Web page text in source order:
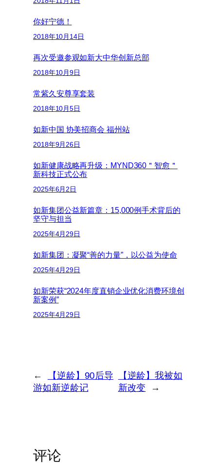
你好宁德！
2018年10月14日
再次受邀参观如新大中华创新总部
2018年10月9日
常紫久安尊享套装
2018年10月5日
如新中国 协美招商会 福州站
2018年9月26日
如新健康战略再升级：MYND360＂智愈＂
新科技正式公布
2025年6月2日
如新集团公益新篇章：15,000例手术背后的
坚守与担当
2025年4月29日
如新集团：凝聚“善的力量”，以公益为使命
2025年4月29日
如新荣获“2024年度直销企业优化消费环境创
新案例”
2025年4月29日
←
【逆龄】90后导
游如新逆龄记
【逆龄】我被如
新改变
→
评论